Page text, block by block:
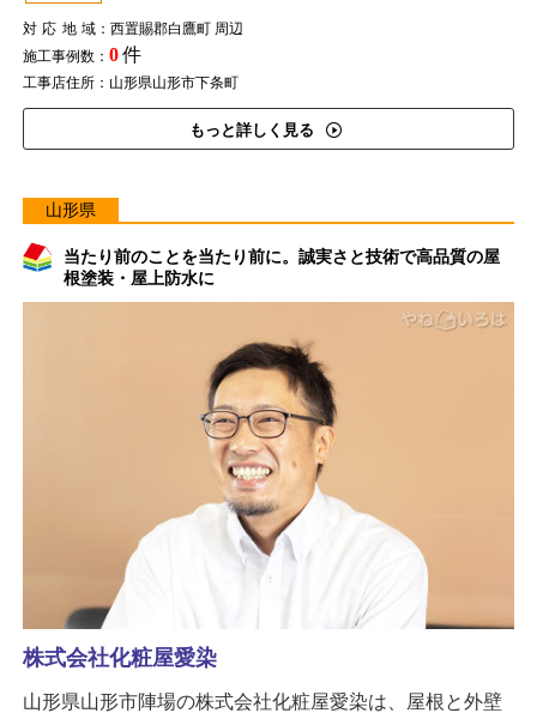
対応地域：西置賜郡白鷹町 周辺
施工事例数： 0件
工事店住所：山形県山形市下条町
もっと詳しく見る
山形県
当たり前のことを当たり前に。誠実さと技術で高品質の屋
根塗装・屋上防水に
株式会社化粧屋愛染
山形県山形市陣場の株式会社化粧屋愛染は、屋根と外壁